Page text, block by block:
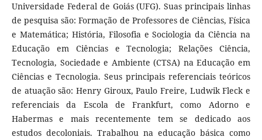
Universidade Federal de Goiás (UFG). Suas principais linhas
de pesquisa são: Formação de Professores de Ciências, Física
e Matemática; História, Filosofia e Sociologia da Ciência na
Educação em Ciências e Tecnologia; Relações Ciência,
Tecnologia, Sociedade e Ambiente (CTSA) na Educação em
Ciências e Tecnologia. Seus principais referenciais teóricos
de atuação são: Henry Giroux, Paulo Freire, Ludwik Fleck e
referenciais da Escola de Frankfurt, como Adorno e
Habermas e mais recentemente tem se dedicado aos
estudos decoloniais. Trabalhou na educação básica como